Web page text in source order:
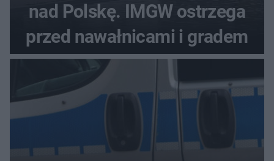
nad Polskę. IMGW ostrzega
przed nawałnicami i gradem